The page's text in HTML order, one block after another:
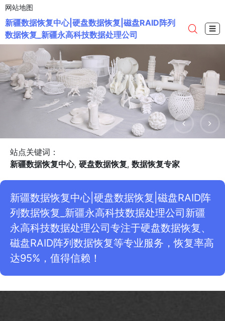
网站地图
新疆数据恢复中心|硬盘数据恢复|磁盘RAID阵列
数据恢复_新疆永高科技数据处理公司
☰
站点关键词：
新疆数据恢复中心, 硬盘数据恢复, 数据恢复专家
新疆数据恢复中心|硬盘数据恢复|磁盘RAID阵
列数据恢复_新疆永高科技数据处理公司新疆
永高科技数据处理公司专注于硬盘数据恢复、
磁盘RAID阵列数据恢复等专业服务，恢复率高
达95%，值得信赖！